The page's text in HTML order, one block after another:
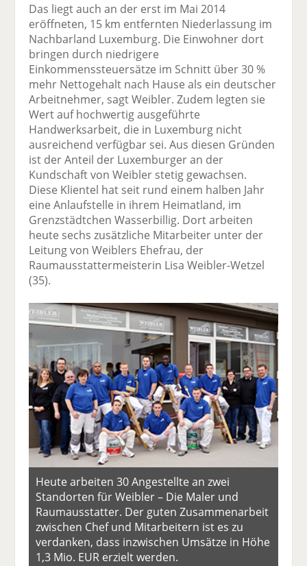
Das liegt auch an der erst im Mai 2014
eröffneten, 15 km entfernten Niederlassung im
Nachbarland Luxemburg. Die Einwohner dort
bringen durch niedrigere
Einkommenssteuersätze im Schnitt über 30 %
mehr Nettogehalt nach Hause als ein deutscher
Arbeitnehmer, sagt Weibler. Zudem legten sie
Wert auf hochwertig ausgeführte
Handwerksarbeit, die in Luxemburg nicht
ausreichend verfügbar sei. Aus diesen Gründen
ist der Anteil der Luxemburger an der
Kundschaft von Weibler stetig gewachsen.
Diese Klientel hat seit rund einem halben Jahr
eine Anlaufstelle in ihrem Heimatland, im
Grenzstädtchen Wasserbillig. Dort arbeiten
heute sechs zusätzliche Mitarbeiter unter der
Leitung von Weiblers Ehefrau, der
Raumausstattermeisterin Lisa Weibler-Wetzel
(35).
Heute arbeiten 30 Angestellte an zwei
Standorten für Weibler – Die Maler und
Raumausstatter. Der guten Zusammenarbeit
zwischen Chef und Mitarbeitern ist es zu
verdanken, dass inzwischen Umsätze in Höhe
1,3 Mio. EUR erzielt werden.